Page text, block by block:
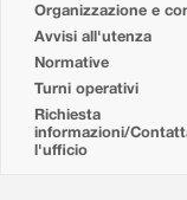
Organizzazione e
Avvisi all'utenza
Normative
Turni operativi
Richiesta
informazioni/
l'ufficio